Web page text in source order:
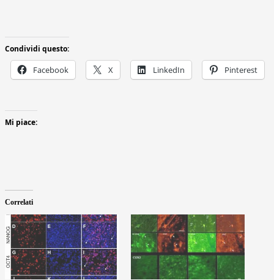
Condividi questo:
Facebook X LinkedIn Pinterest
Mi piace:
Correlati